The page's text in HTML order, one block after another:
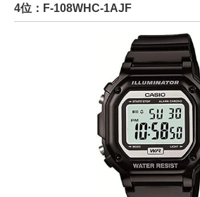
4位：F-108WHC-1AJF